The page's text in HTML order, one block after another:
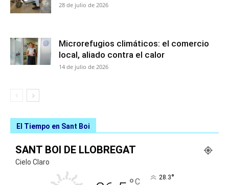
28 de julio de 2026
Microrefugios climáticos: el comercio
local, aliado contra el calor
14 de julio de 2026
El Tiempo en Sant Boi
SANT BOI DE LLOBREGAT
Cielo Claro
C 28.3°